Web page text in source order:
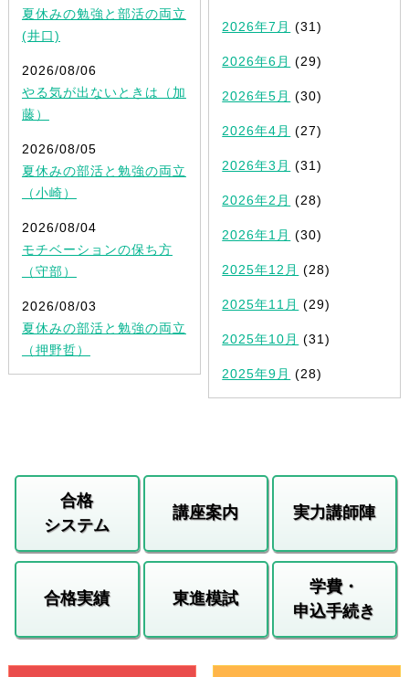
夏休みの勉強と部活の両立
(井口)
2026/08/06
やる気が出ないときは（加
藤）
2026/08/05
夏休みの部活と勉強の両立
（小崎）
2026/08/04
モチベーションの保ち方
（守部）
2026/08/03
夏休みの部活と勉強の両立
（押野哲）
2026年7月 (31)
2026年6月 (29)
2026年5月 (30)
2026年4月 (27)
2026年3月 (31)
2026年2月 (28)
2026年1月 (30)
2025年12月 (28)
2025年11月 (29)
2025年10月 (31)
2025年9月 (28)
合格
システム
講座案内 実力講師陣
合格実績 東進模試
学費・
申込手続き